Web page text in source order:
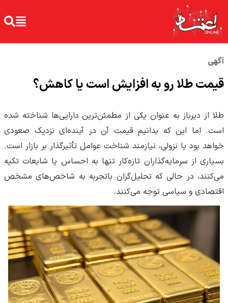
آگهی
قیمت طلا رو به افزایش است یا کاهش؟
طلا از دیرباز به عنوان یکی از مطمئن‌ترین دارایی‌ها شناخته شده
است. اما این که بدانیم قیمت آن در آینده‌ای نزدیک صعودی
خواهد بود یا نزولی، نیازمند شناخت عوامل تأثیرگذار بر بازار است.
بسیاری از سرمایه‌گذاران تازه‌کار تنها به احساس یا شایعات تکیه
می‌کنند، در حالی که تحلیل‌گران باتجربه به شاخص‌های مشخص
اقتصادی و سیاسی توجه می‌کنند.